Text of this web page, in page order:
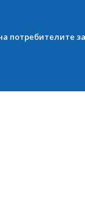
потребителите